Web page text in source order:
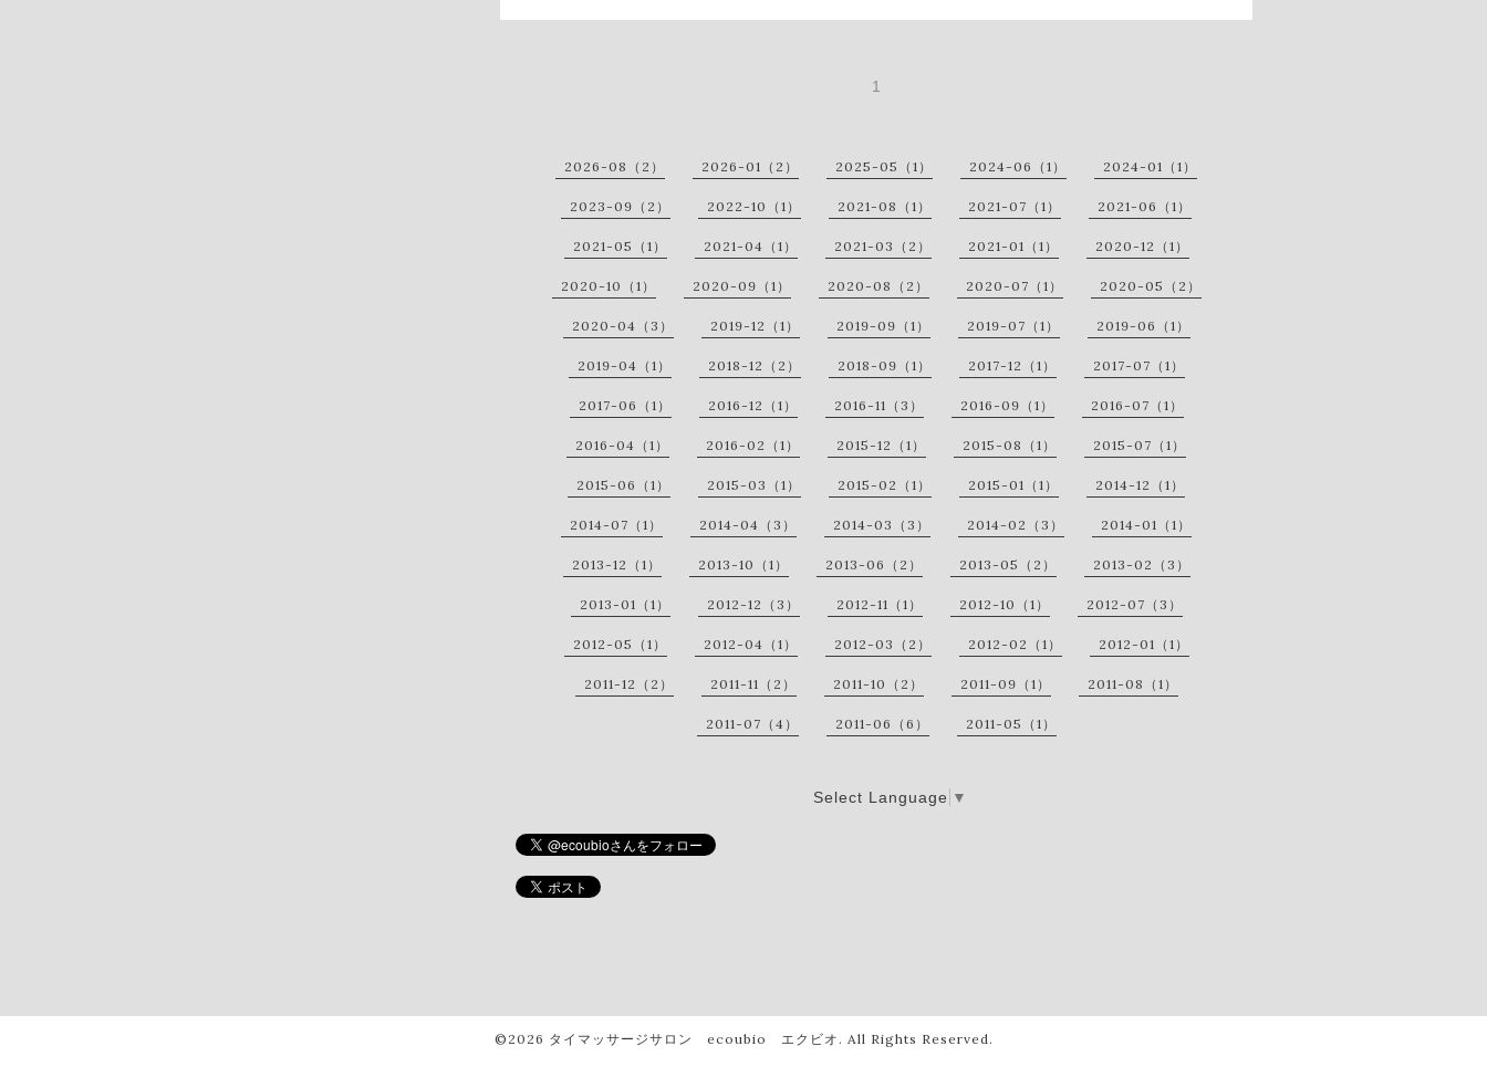
1
2026-08（2） 2026-01（2） 2025-05（1） 2024-06（1） 2024-01（1）
2023-09（2） 2022-10（1） 2021-08（1） 2021-07（1） 2021-06（1）
2021-05（1） 2021-04（1） 2021-03（2） 2021-01（1） 2020-12（1）
2020-10（1） 2020-09（1） 2020-08（2） 2020-07（1） 2020-05（2）
2020-04（3） 2019-12（1） 2019-09（1） 2019-07（1） 2019-06（1）
2019-04（1） 2018-12（2） 2018-09（1） 2017-12（1） 2017-07（1）
2017-06（1） 2016-12（1） 2016-11（3） 2016-09（1） 2016-07（1）
2016-04（1） 2016-02（1） 2015-12（1） 2015-08（1） 2015-07（1）
2015-06（1） 2015-03（1） 2015-02（1） 2015-01（1） 2014-12（1）
2014-07（1） 2014-04（3） 2014-03（3） 2014-02（3） 2014-01（1）
2013-12（1） 2013-10（1） 2013-06（2） 2013-05（2） 2013-02（3）
2013-01（1） 2012-12（3） 2012-11（1） 2012-10（1） 2012-07（3）
2012-05（1） 2012-04（1） 2012-03（2） 2012-02（1） 2012-01（1）
2011-12（2） 2011-11（2） 2011-10（2） 2011-09（1） 2011-08（1）
2011-07（4） 2011-06（6） 2011-05（1）
Select Language ▼
©2026 タイマッサージサロン ecoubio エクビオ . All Rights Reserved.